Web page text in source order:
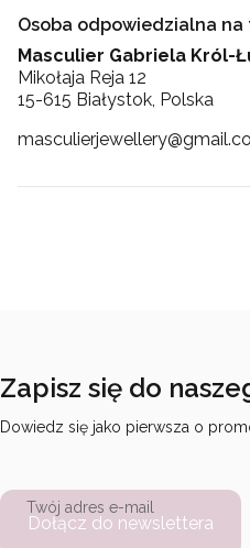
Osoba odpowiedzialna na
Masculier Gabriela Król-
Mikołaja Reja 12
15-615 Białystok, Polska
Zapisz się do
Dowiedz się jako pierwsza o
Twój adres e-mail
Dołącz do newslettera